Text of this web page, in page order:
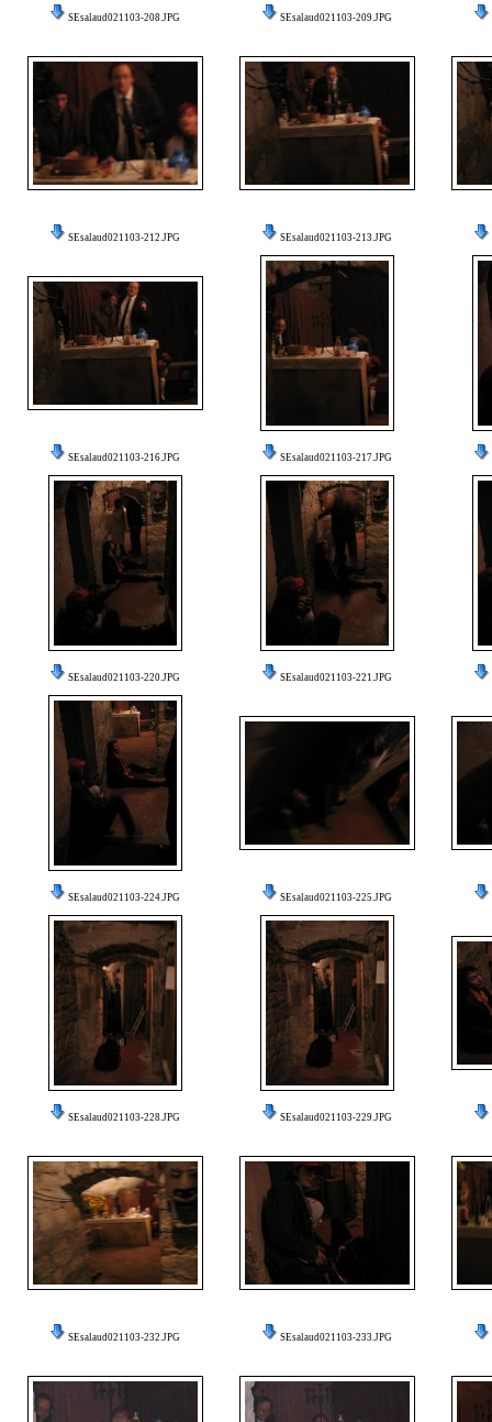
SEsalaud021103-208.JPG SEsalaud021103-209.JPG
SEsalaud021103-212.JPG SEsalaud021103-213.JPG
SEsalaud021103-216.JPG SEsalaud021103-217.JPG
SEsalaud021103-220.JPG SEsalaud021103-221.JPG
SEsalaud021103-224.JPG SEsalaud021103-225.JPG
SEsalaud021103-228.JPG SEsalaud021103-229.JPG
SEsalaud021103-232.JPG SEsalaud021103-233.JPG